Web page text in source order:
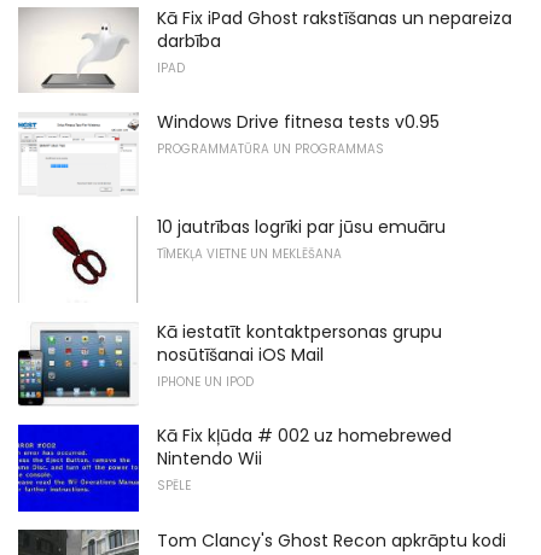
Kā Fix iPad Ghost rakstīšanas un nepareiza
darbība
IPAD
Windows Drive fitnesa tests v0.95
PROGRAMMATŪRA UN PROGRAMMAS
10 jautrības logrīki par jūsu emuāru
TĪMEKĻA VIETNE UN MEKLĒŠANA
Kā iestatīt kontaktpersonas grupu
nosūtīšanai iOS Mail
IPHONE UN IPOD
Kā Fix kļūda # 002 uz homebrewed
Nintendo Wii
SPĒLE
Tom Clancy's Ghost Recon apkrāptu kodi